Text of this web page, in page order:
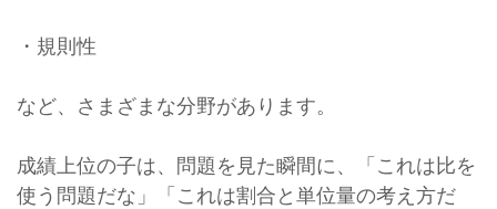
・規則性
など、さまざまな分野があります。
成績上位の子は、問題を見た瞬間に、「これは比を
使う問題だな」「これは割合と単位量の考え方だ